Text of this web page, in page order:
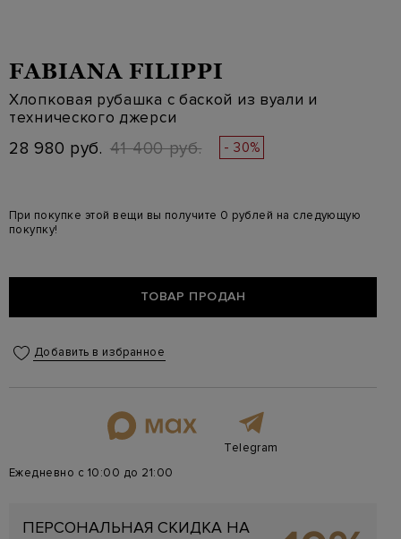
FABIANA FILIPPI
Хлопковая рубашка с баской из вуали и
технического джерси
28 980 руб. 41 400 руб. - 30%
При покупке этой вещи вы получите 0 рублей на следующую
покупку!
ТОВАР ПРОДАН
Добавить в избранное
Telegram
Ежедневно с 10:00 до 21:00
ПЕРСОНАЛЬНАЯ СКИДКА НА